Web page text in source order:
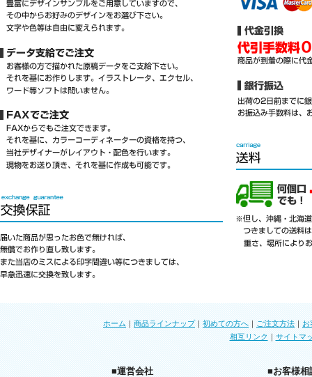
ホーム ｜ 商品ラインナップ｜ 初めての方へ ｜ ご注文方法 ｜ お
相互リンク ｜ サイトマ
■運営会社 ■お客様相